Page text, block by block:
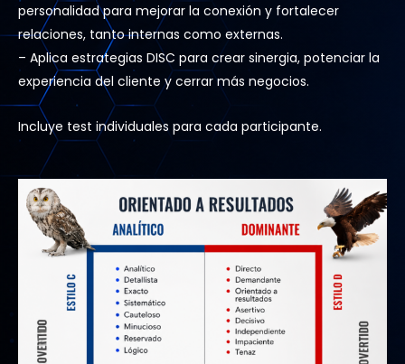
personalidad para mejorar la conexión y fortalecer
relaciones, tanto internas como externas.
– Aplica estrategias DISC para crear sinergia, potenciar la
experiencia del cliente y cerrar más negocios.
Incluye test individuales para cada participante.